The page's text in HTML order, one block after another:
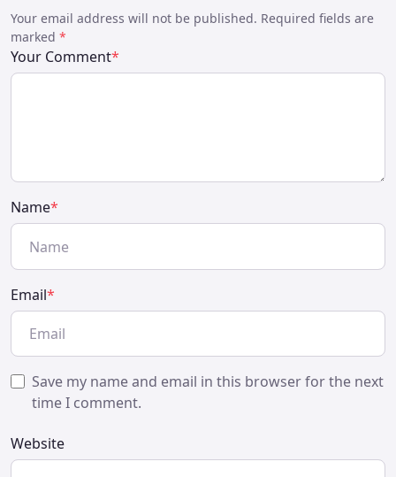
Your email address will not be published. Required fields are
marked *
Your Comment*
Name*
Email*
Save my name and email in this browser for the next
time I comment.
Website